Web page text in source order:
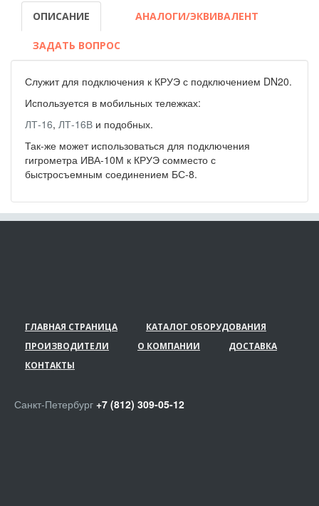
ОПИСАНИЕ АНАЛОГИ/ЭКВИВАЛЕНТ
ЗАДАТЬ ВОПРОС
Служит для подключения к КРУЭ с подключением DN20.
Используется в мобильных тележках:
ЛТ-16, ЛТ-16В и подобных.
Так-же может использоваться для подключения
гигрометра ИВА-10М к КРУЭ сомместо с
быстросъемным соединением БС-8.
ГЛАВНАЯ СТРАНИЦА
КАТАЛОГ ОБОРУДОВАНИЯ
ПРОИЗВОДИТЕЛИ
О КОМПАНИИ
ДОСТАВКА
КОНТАКТЫ
Санкт-Петербург +7 (812) 309-05-12